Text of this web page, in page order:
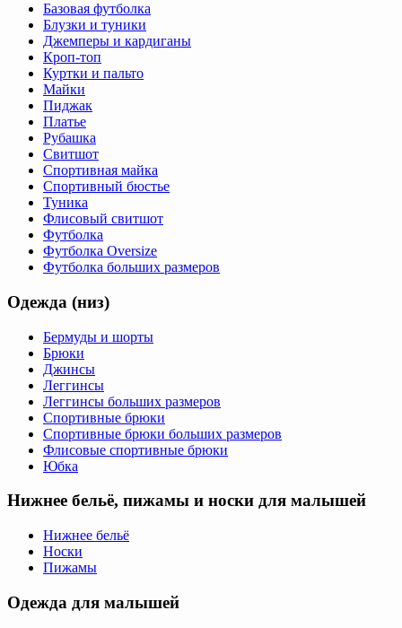
Базовая футболка
Блузки и туники
Джемперы и кардиганы
Кроп-топ
Куртки и пальто
Майки
Пиджак
Платье
Рубашка
Свитшот
Спортивная майка
Спортивный бюстье
Туника
Флисовый свитшот
Футболка
Футболка Oversize
Футболка больших размеров
Одежда (низ)
Бермуды и шорты
Брюки
Джинсы
Леггинсы
Леггинсы больших размеров
Спортивные брюки
Спортивные брюки больших размеров
Флисовые спортивные брюки
Юбка
Нижнее бельё, пижамы и носки для малышей
Нижнее бельё
Носки
Пижамы
Одежда для малышей